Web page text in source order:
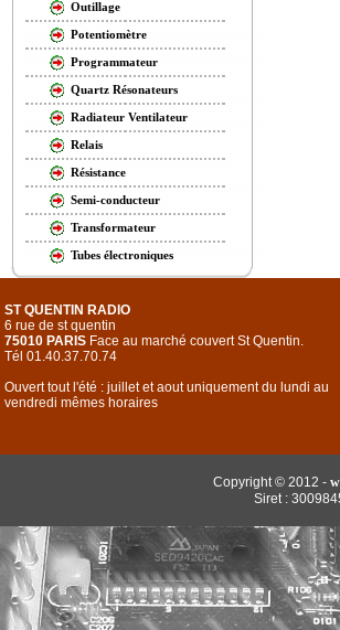
Outillage
Potentiomètre
Programmateur
Quartz Résonateurs
Radiateur Ventilateur
Relais
Résistance
Semi-conducteur
Transformateur
Tubes électroniques
ST QUENTIN RADIO
6 rue de st quentin
75010 PARIS Face au marché couvert St Quentin.
Tél 01.40.37.70.74
Ouvert tout l'été : juillet et aout uniquement du lundi au
vendredi mêmes horaires
Copyright © 2012 -
Siret :